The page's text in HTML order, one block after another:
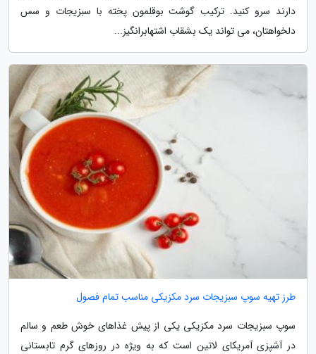
دارند سرو کنید. ترکیب گوشت بوقلمون پخته با سبزیجات و سس
دلخواهتان، می تواند یک بشقاب اشتهابرانگیز...
طرز تهیه سوپ سبزیجات سرد مکزیکی مناسب تمام فصول
سوپ سبزیجات سرد مکزیکی یکی از پیش غذاهای خوش طعم و سالم
در آشپزی آمریکای لاتین است که به ویژه در روزهای گرم تابستانی